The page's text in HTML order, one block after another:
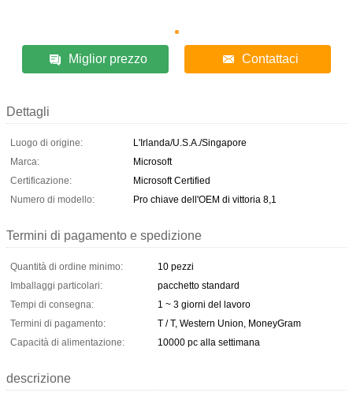
Miglior prezzo Contattaci
Dettagli
Luogo di origine:
L'Irlanda/U.S.A./Singapore
Marca:
Microsoft
Certificazione:
Microsoft Certified
Numero di modello:
Pro chiave dell'OEM di vittoria 8,1
Termini di pagamento e spedizione
Quantità di ordine minimo:
10 pezzi
Imballaggi particolari:
pacchetto standard
Tempi di consegna:
1 ~ 3 giorni del lavoro
Termini di pagamento:
T / T, Western Union, MoneyGram
Capacità di alimentazione:
10000 pc alla settimana
descrizione